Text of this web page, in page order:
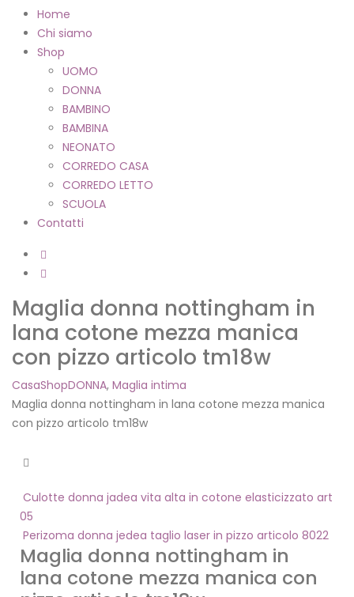
Home
Chi siamo
Shop
UOMO
DONNA
BAMBINO
BAMBINA
NEONATO
CORREDO CASA
CORREDO LETTO
SCUOLA
Contatti
Maglia donna nottingham in
lana cotone mezza manica
con pizzo articolo tm18w
CasaShopDONNA, Maglia intima
Maglia donna nottingham in lana cotone mezza manica
con pizzo articolo tm18w
Culotte donna jadea vita alta in cotone elasticizzato art
05
Perizoma donna jedea taglio laser in pizzo articolo 8022
Maglia donna nottingham in
lana cotone mezza manica con